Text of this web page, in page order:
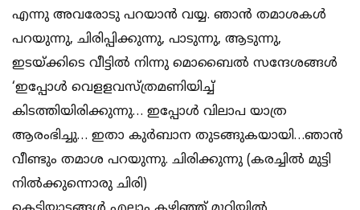
എന്നു അവരോടു പറയാന്‍ വയ്യ. ഞാന്‍ തമാശകള്‍
പറയുന്നു, ചിരിപ്പിക്കുന്നു, പാടുന്നു, ആടുന്നു,
ഇടയ്ക്കിടെ വീട്ടില്‍ നിന്നു മൊബൈല്‍ സന്ദേശങ്ങള്‍
‘ഇപ്പോള്‍ വെളളവസ്ത്രമണിയിച്ച്
കിടത്തിയിരിക്കുന്നു… ഇപ്പോള്‍ വിലാപ യാത്ര
ആരംഭിച്ചു… ഇതാ കുര്‍ബാന തുടങ്ങുകയായി…ഞാന്‍
വീണ്ടും തമാശ പറയുന്നു. ചിരിക്കുന്നു (കരച്ചില്‍ മുട്ടി
നില്‍ക്കുന്നൊരു ചിരി)